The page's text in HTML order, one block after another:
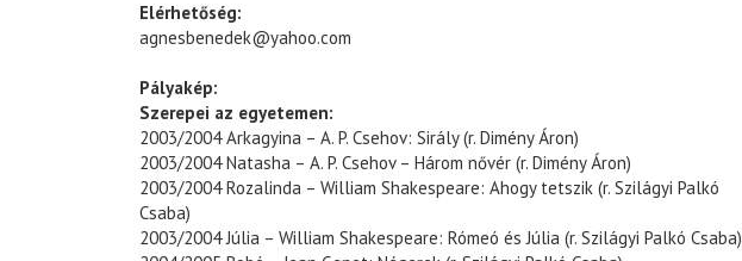
Elérhetőség:
agnesbenedek@yahoo.com
Pályakép:
Szerepei az egyetemen:
2003/2004 Arkagyina – A. P. Csehov: Sirály (r. Dimény Áron)
2003/2004 Natasha – A. P. Csehov – Három nővér (r. Dimény Áron)
2003/2004 Rozalinda – William Shakespeare: Ahogy tetszik (r. Szilágyi Palkó
Csaba)
2003/2004 Júlia – William Shakespeare: Rómeó és Júlia (r. Szilágyi Palkó Csaba)